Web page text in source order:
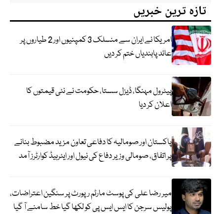
تازہ ترین خبریں
امریکا نے ایران سے منسلک 3 کمپنیوں اور 2 طیاروں پر
عائد پابندیاں ختم کر دیں
پیٹرول مہنگا، ڈیزل سستا، حکومت نے نئی قیمتوں کا
اعلان کر دیا
پاکستان اور صومالیہ کا دفاعی تعاون مزید مضبوط بنانے
پر اتفاق، صومالی وزیر دفاع کی نیول اور ایئرہیڈ کوارٹرز آمد
میر رضا علی کی پوسٹ مارٹم رپورٹ پر سنگین اعتراضات،
پولیس سرجن کا ایس ایس پی کو لکھا گیا خط سامنے آ گیا